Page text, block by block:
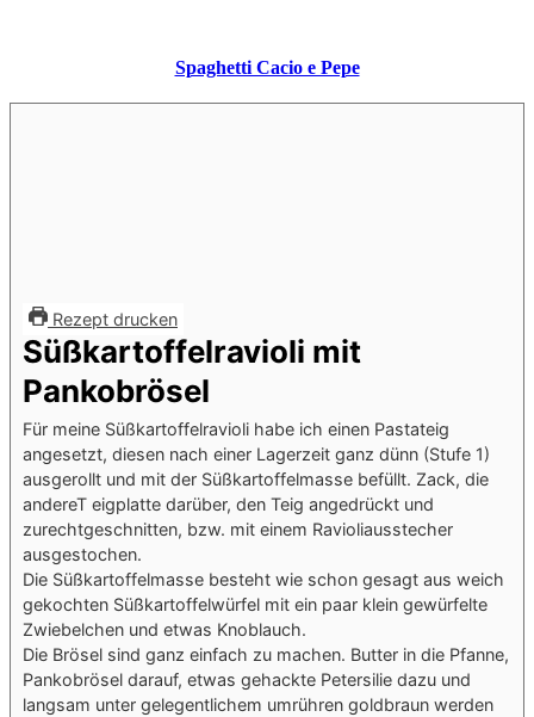
Spaghetti Cacio e Pepe
Rezept drucken
Süßkartoffelravioli mit
Pankobrösel
Für meine Süßkartoffelravioli habe ich einen Pastateig
angesetzt, diesen nach einer Lagerzeit ganz dünn (Stufe 1)
ausgerollt und mit der Süßkartoffelmasse befüllt. Zack, die
andereT eigplatte darüber, den Teig angedrückt und
zurechtgeschnitten, bzw. mit einem Ravioliausstecher
ausgestochen.
Die Süßkartoffelmasse besteht wie schon gesagt aus weich
gekochten Süßkartoffelwürfel mit ein paar klein gewürfelte
Zwiebelchen und etwas Knoblauch.
Die Brösel sind ganz einfach zu machen. Butter in die Pfanne,
Pankobrösel darauf, etwas gehackte Petersilie dazu und
langsam unter gelegentlichem umrühren goldbraun werden